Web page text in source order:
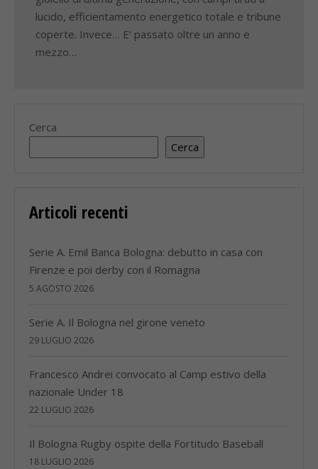
lucido, efficientamento energetico totale e tribune
coperte. Invece… E’ passato oltre un anno e
mezzo…
Cerca
Cerca
Articoli recenti
Serie A. Emil Banca Bologna: debutto in casa con
Firenze e poi derby con il Romagna
5 AGOSTO 2026
Serie A. Il Bologna nel girone veneto
29 LUGLIO 2026
Francesco Andrei convocato al Camp estivo della
nazionale Under 18
22 LUGLIO 2026
Il Bologna Rugby ospite della Fortitudo Baseball
18 LUGLIO 2026